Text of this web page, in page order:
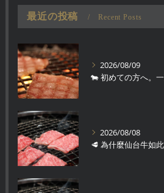
最近の投稿 Recent Posts
2026/08/09
2026/08/08